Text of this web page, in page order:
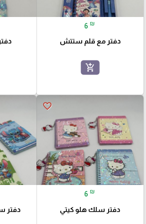
6 ₪
دفتر مع قلم ستتش
add_shopping_cart
favorite_border
6 ₪
دفتر سلك هلو كيتي دفتر